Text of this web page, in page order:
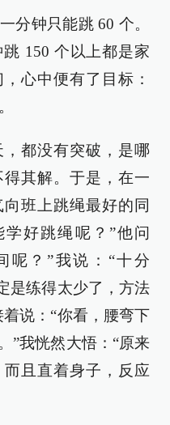
分钟只能跳 60 个。
150 个以上都是家
心中便有了目标：
都没有突破，是哪
其解。于是，在一
班上跳绳最好的同
好跳绳呢？”他问
呢？”我说：“十分
是练得太少了，方法
说：“你看，腰弯下
”我恍然大悟：“原来
且直着身子，反应